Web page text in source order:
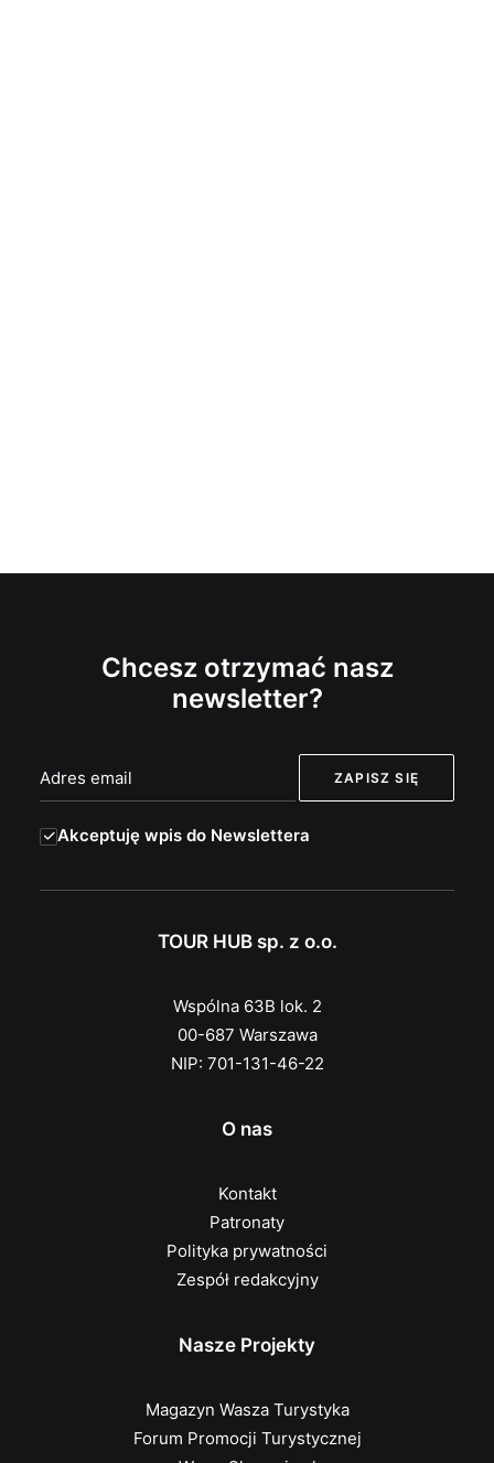
Chcesz otrzymać nasz
newsletter?
Akceptuję wpis do Newslettera
TOUR HUB sp. z o.o.
Wspólna 63B lok. 2
00-687 Warszawa
NIP: 701-131-46-22
O nas
Kontakt
Patronaty
Polityka prywatności
Zespół redakcyjny
Nasze Projekty
Magazyn Wasza Turystyka
Forum Promocji Turystycznej